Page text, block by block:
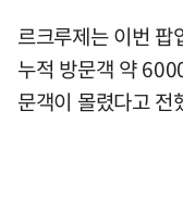
르크루제는 이번
누적 방문객 약
문객이 몰렸다고 전